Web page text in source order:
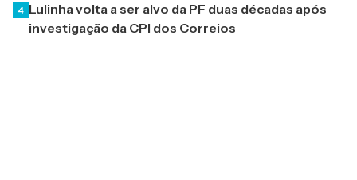
4 Lulinha volta a ser alvo da PF duas décadas após
investigação da CPI dos Correios